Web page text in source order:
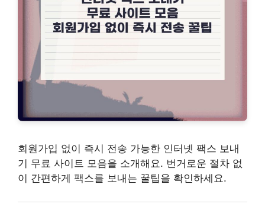
회원가입 없이 즉시 전송 가능한 인터넷 팩스 보내
기 무료 사이트 모음을 소개해요. 번거로운 절차 없
이 간편하게 팩스를 보내는 꿀팁을 확인하세요.